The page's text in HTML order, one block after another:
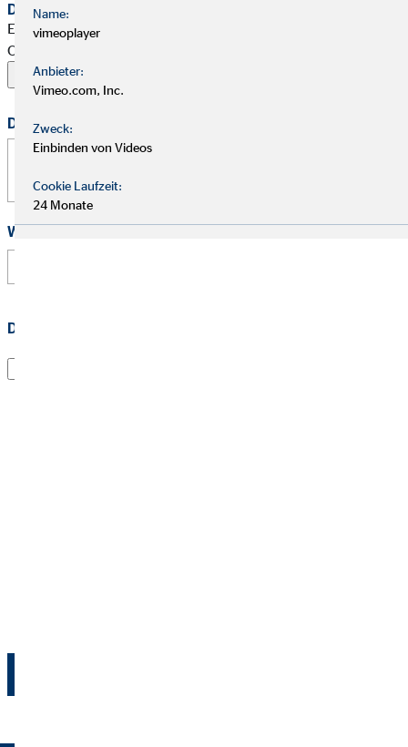
Dein Begleitschreiben
Erlaubte Formate: PDF, Word, ZIP, OpenOffice,
OpenDocument, JPG, PNG, BMP | Maximal 20 MB
Deine Nachricht
Wie hast Du von uns erfahren?
Datenschutz
Name:
vimeoplayer
Anbieter:
Vimeo.com, Inc.
Zweck:
Einbinden von Videos
Cookie Laufzeit:
24 Monate